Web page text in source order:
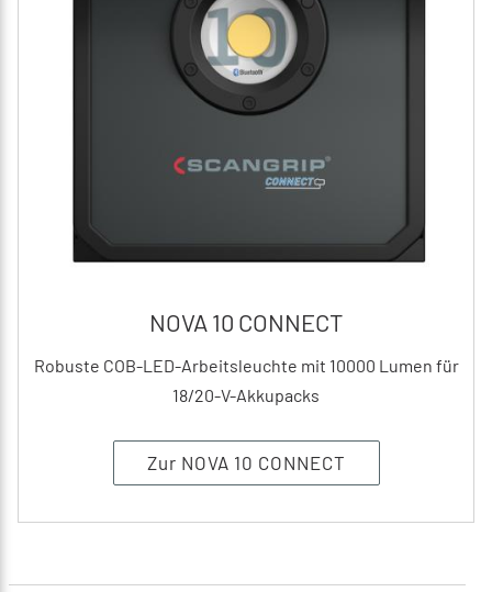
NOVA 10 CONNECT
Robuste COB-LED-Arbeitsleuchte mit 10000 Lumen für
18/20-V-Akkupacks
Zur NOVA 10 CONNECT